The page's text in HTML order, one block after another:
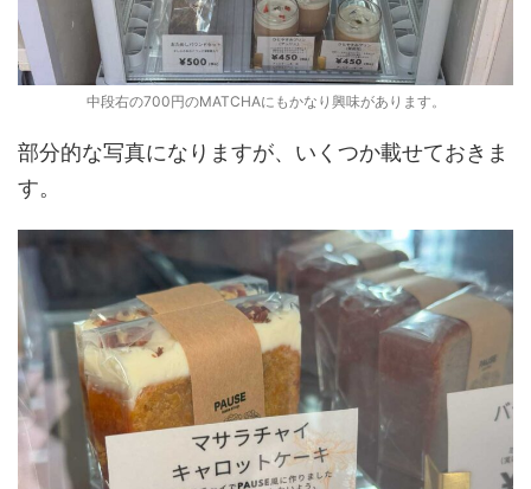
中段右の700円のMATCHAにもかなり興味があります。
部分的な写真になりますが、いくつか載せておきま
す。